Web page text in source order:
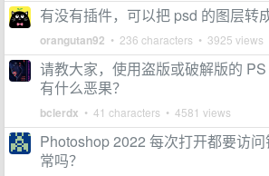
有没有插件，可以把 psd 的图层转
orangutan92 • 236 characters • 3925 views
请教大家，使用盗版或破解版的
有什么恶果？
bclerdx • 41 characters • 4581 views
Photoshop 2022 每次打开都要访
常吗？